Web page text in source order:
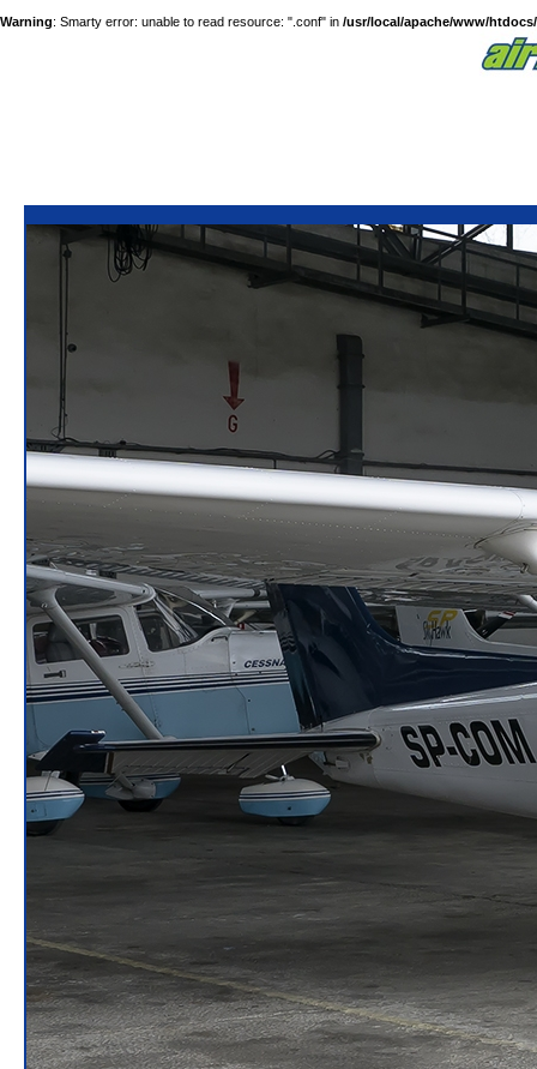
Warning: Smarty error: unable to read resource: ".conf" in /usr/local/apache/www/